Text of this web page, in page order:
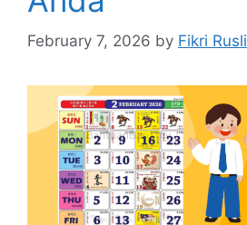
February 7, 2026 by Fikri Rusli